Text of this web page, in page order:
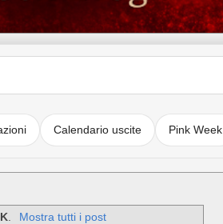
Calendario uscite Pink Week
Mostra tutti i post